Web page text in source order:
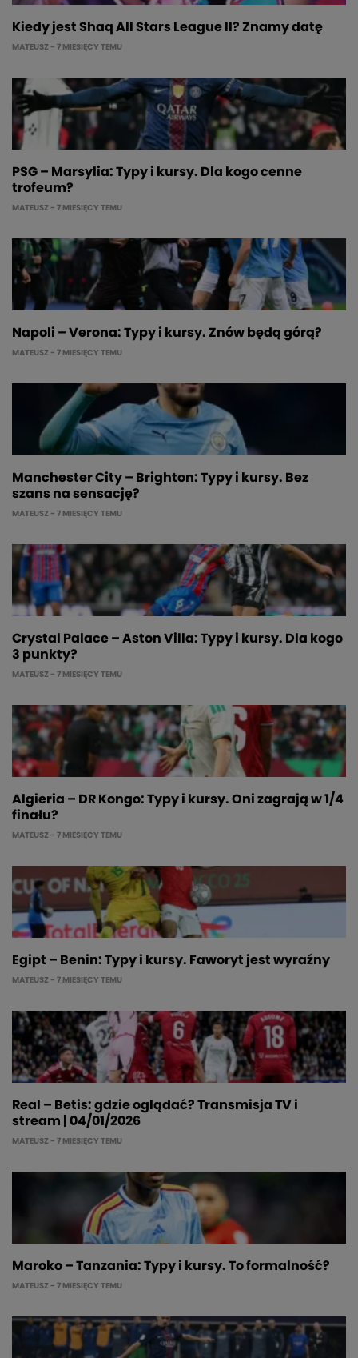
Kiedy jest Shaq All Stars League II? Znamy datę
MATEUSZ - 7 MIESIĘCY TEMU
PSG – Marsylia: Typy i kursy. Dla kogo cenne
trofeum?
MATEUSZ - 7 MIESIĘCY TEMU
Napoli – Verona: Typy i kursy. Znów będą górą?
MATEUSZ - 7 MIESIĘCY TEMU
Manchester City – Brighton: Typy i kursy. Bez
szans na sensację?
MATEUSZ - 7 MIESIĘCY TEMU
Crystal Palace – Aston Villa: Typy i kursy. Dla kogo
3 punkty?
MATEUSZ - 7 MIESIĘCY TEMU
Algieria – DR Kongo: Typy i kursy. Oni zagrają w 1/4
finału?
MATEUSZ - 7 MIESIĘCY TEMU
Egipt – Benin: Typy i kursy. Faworyt jest wyraźny
MATEUSZ - 7 MIESIĘCY TEMU
Real – Betis: gdzie oglądać? Transmisja TV i
stream | 04/01/2026
MATEUSZ - 7 MIESIĘCY TEMU
Maroko – Tanzania: Typy i kursy. To formalność?
MATEUSZ - 7 MIESIĘCY TEMU